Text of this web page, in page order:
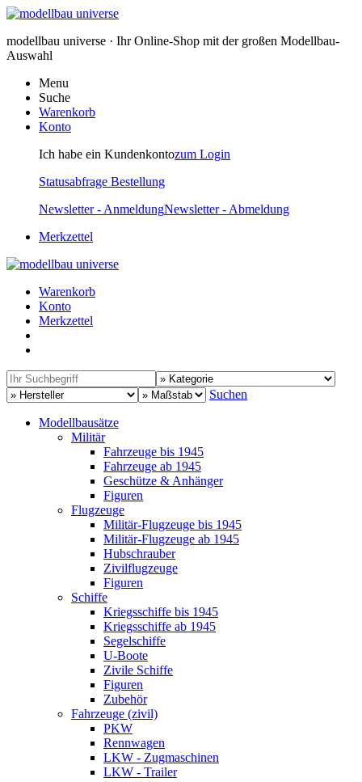
modellbau universe · Ihr Online-Shop mit der großen Modellbau-
Auswahl
Menu
Suche
Warenkorb
Konto
Ich habe ein Kundenkontozum Login
Statusabfrage Bestellung
Newsletter - AnmeldungNewsletter - Abmeldung
Merkzettel
Warenkorb
Konto
Merkzettel
Suchen
Modellbausätze
Militär
Fahrzeuge bis 1945
Fahrzeuge ab 1945
Geschütze & Anhänger
Figuren
Flugzeuge
Militär-Flugzeuge bis 1945
Militär-Flugzeuge ab 1945
Hubschrauber
Zivilflugzeuge
Figuren
Schiffe
Kriegsschiffe bis 1945
Kriegsschiffe ab 1945
Segelschiffe
U-Boote
Zivile Schiffe
Figuren
Zubehör
Fahrzeuge (zivil)
PKW
Rennwagen
LKW - Zugmaschinen
LKW - Trailer